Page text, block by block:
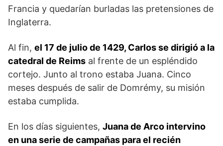
Francia y quedarían burladas las pretensiones de
Inglaterra.
Al fin, el 17 de julio de 1429, Carlos se dirigió a la
catedral de Reims al frente de un espléndido
cortejo. Junto al trono estaba Juana. Cinco
meses después de salir de Domrémy, su misión
estaba cumplida.
En los días siguientes, Juana de Arco intervino
en una serie de campañas para el recién